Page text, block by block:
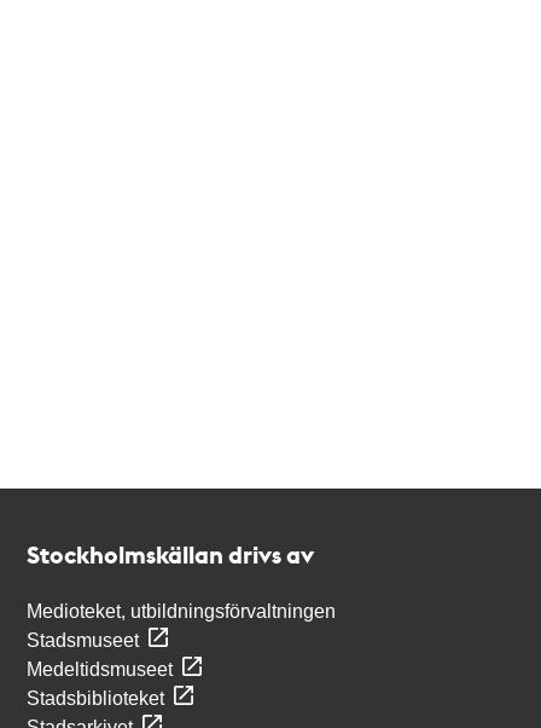
Stockholmskällan drivs av
Medioteket, utbildningsförvaltningen
Stadsmuseet
Medeltidsmuseet
Stadsbiblioteket